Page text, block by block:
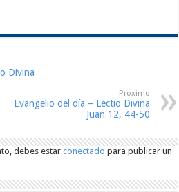
Divina
Proximo
Evangelio del día – Lectio Divina
Juan 12, 44-50
debes estarconectado para publicar un